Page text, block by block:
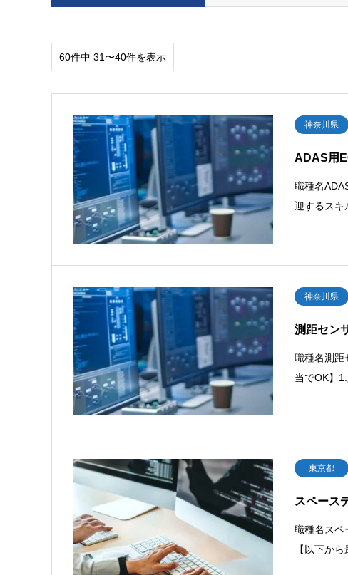
60件中 31〜40件を表示
神奈川県
ADAS用
職種名
迎するスキ
神奈川県
測距セン
職種名測距
当でOK】
東京都
スペース
職種名スペ
【以下か